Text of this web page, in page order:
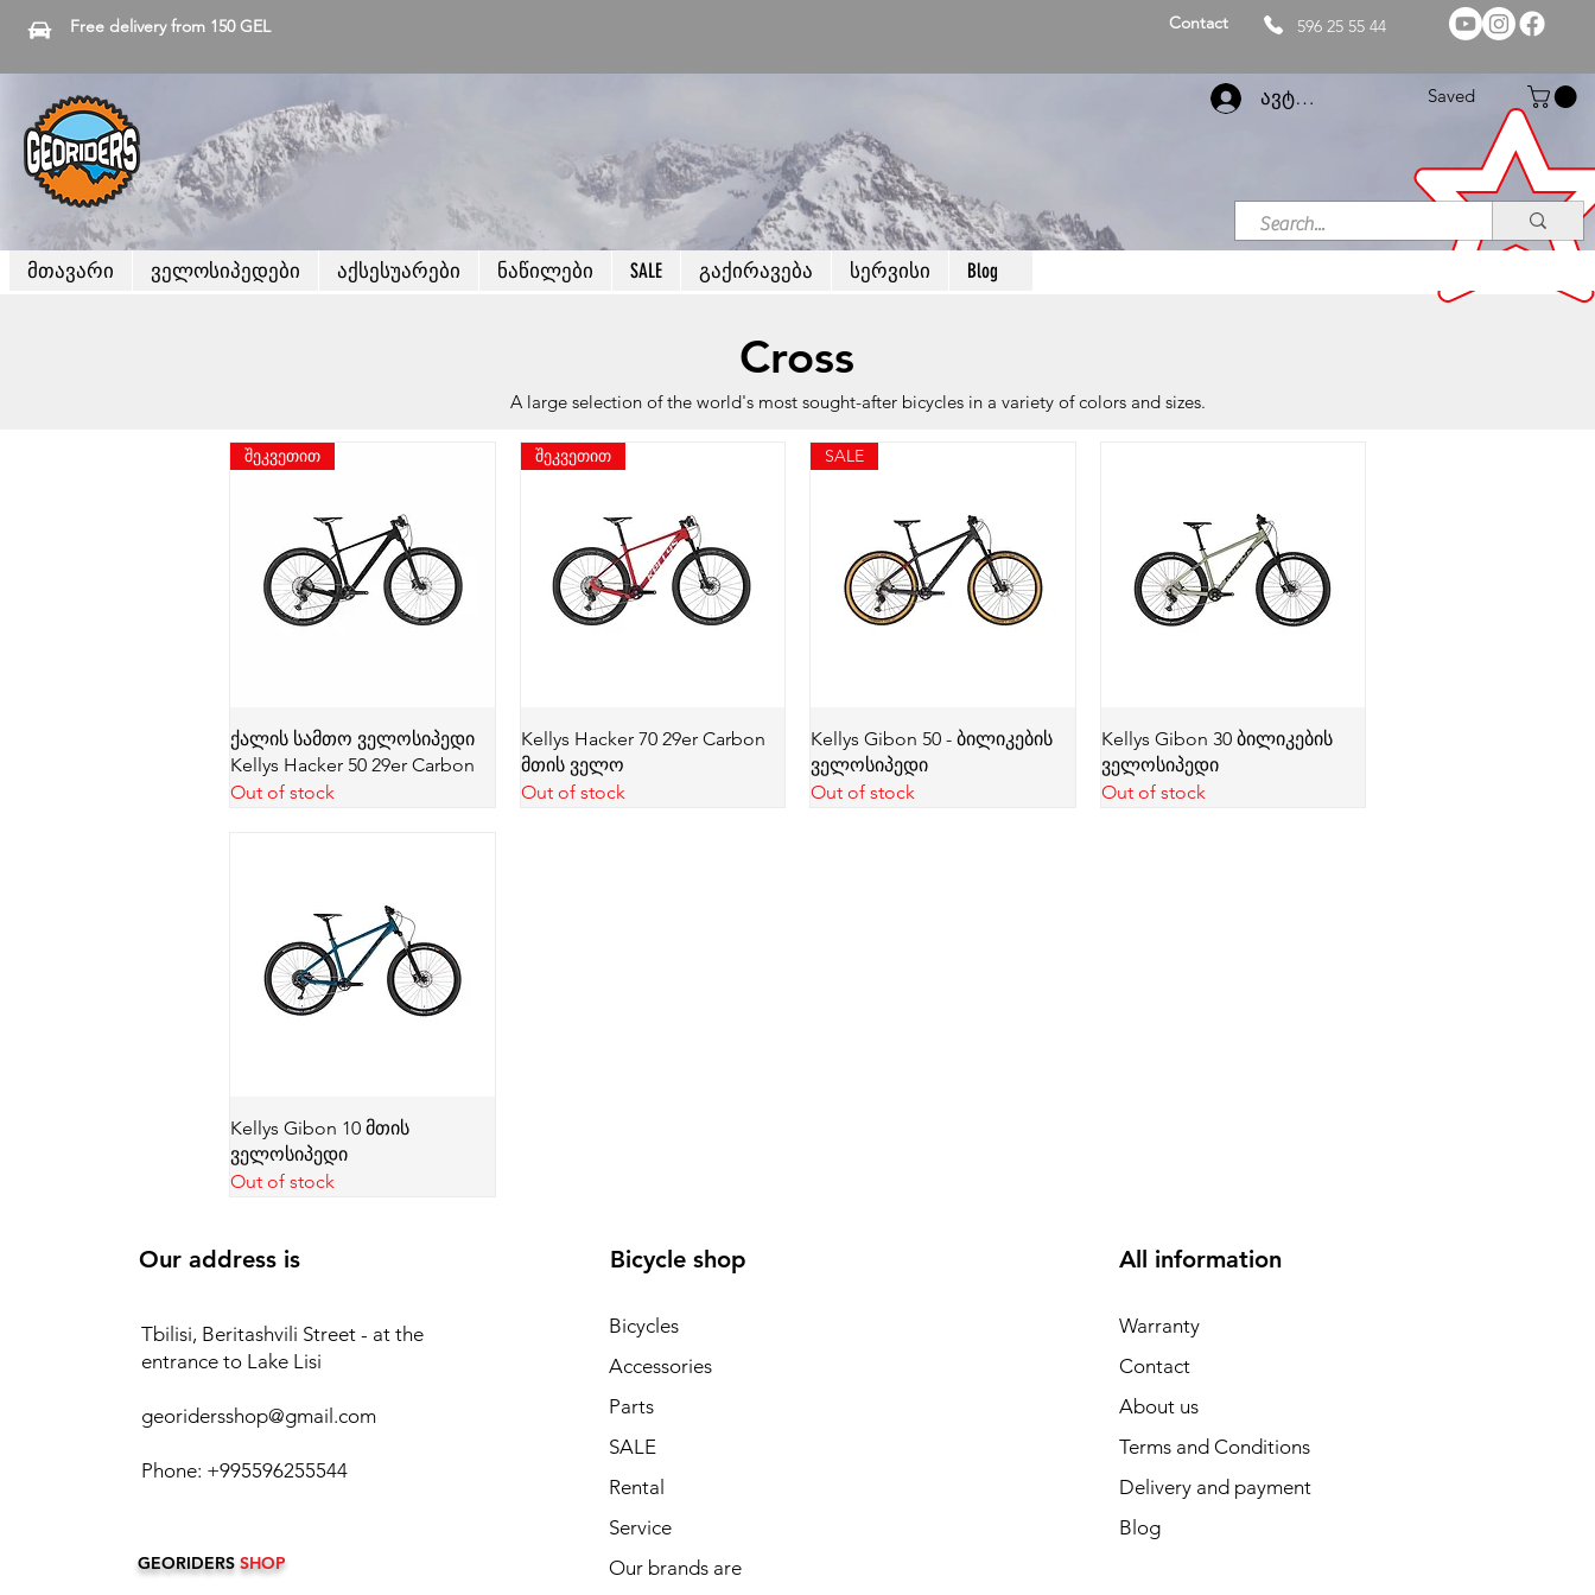
Free delivery from 150 GEL Contact 596 25 55 44
ავტორიზაცია Saved
მთავარი ველოსიპედები აქსესუარები ნაწილები SALE გაქირავება სერვისი Blog
Cross
A large selection of the world's most sought-after bicycles in a variety of colors and sizes.
შეკვეთით
ქალის სამთო ველოსიპედი
Kellys Hacker 50 29er Carbon
Out of stock
შეკვეთით
Kellys Hacker 70 29er Carbon
მთის ველო
Out of stock
SALE
Kellys Gibon 50 - ბილიკების
ველოსიპედი
Out of stock
Kellys Gibon 30 ბილიკების
ველოსიპედი
Out of stock
Kellys Gibon 10 მთის
ველოსიპედი
Out of stock
Our address is
Tbilisi, Beritashvili Street - at the
entrance to Lake Lisi
georidersshop@gmail.com
Phone: +995596255544
GEORIDERS SHOP
Bicycle shop
Bicycles
Accessories
Parts
SALE
Rental
Service
Our brands are
All information
Warranty
Contact
About us
Terms and Conditions
Delivery and payment
Blog